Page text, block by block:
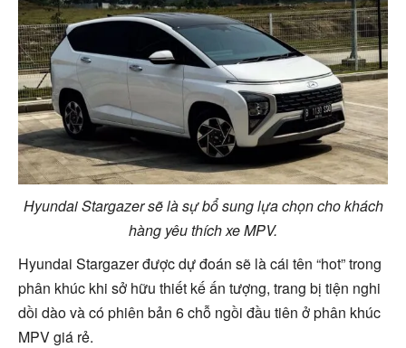
Hyundai Stargazer sẽ là sự bổ sung lựa chọn cho khách
hàng yêu thích xe MPV.
Hyundai Stargazer được dự đoán sẽ là cái tên “hot” trong
phân khúc khi sở hữu thiết kế ấn tượng, trang bị tiện nghi
dồi dào và có phiên bản 6 chỗ ngồi đầu tiên ở phân khúc
MPV giá rẻ.